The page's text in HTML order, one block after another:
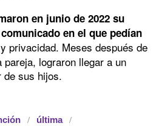
en junio de 2022 su
en el que pedían
privacidad. Meses después de
lograron llegar a un
de sus hijos.
última